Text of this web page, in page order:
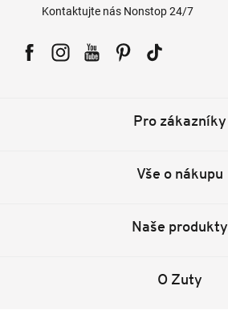
Kontaktujte nás Nonstop 24/7
Pro zákazníky
Vše o nákupu
Naše produkty
O Zuty